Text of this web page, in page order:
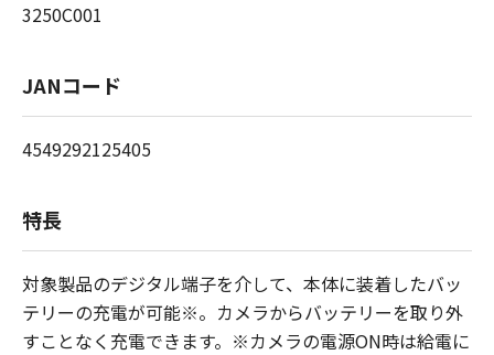
3250C001
JANコード
4549292125405
特長
対象製品のデジタル端子を介して、本体に装着したバッ
テリーの充電が可能※。カメラからバッテリーを取り外
すことなく充電できます。※カメラの電源ON時は給電に